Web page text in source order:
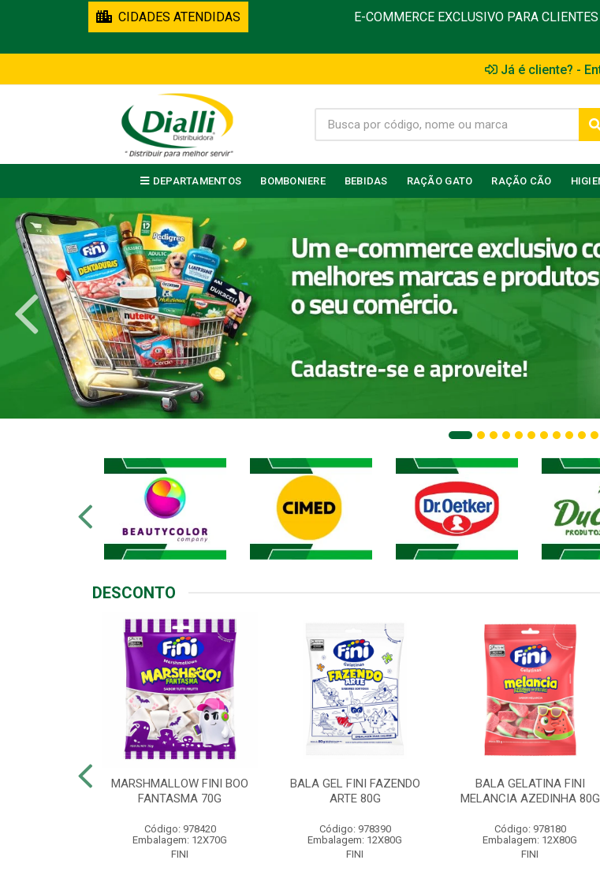
CIDADES ATENDIDAS E-COMMERCE EXCLUSIVO PARA
Já é cliente? -
DEPARTAMENTOS BOMBONIERE BEBIDAS RAÇÃO GATO RAÇÃO CÃO
DESCONTO
MARSHMALLOW FINI BOO
FANTASMA 70G
Código: 978420
Embalagem: 12X70G
FINI
BALA GEL FINI FAZENDO
ARTE 80G
Código: 978390
Embalagem: 12X80G
FINI
BALA GELATINA FINI
MELANCIA AZEDINHA 80G
Código: 978180
Embalagem: 12X80G
FINI